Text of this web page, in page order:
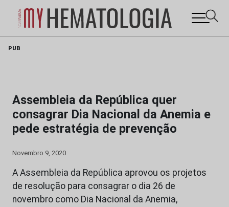
Skip
PUB
Assembleia da República quer
consagrar Dia Nacional da Anemia e
pede estratégia de prevenção
Novembro 9, 2020
A Assembleia da República aprovou os projetos
de resolução para consagrar o dia 26 de
novembro como Dia Nacional da Anemia,